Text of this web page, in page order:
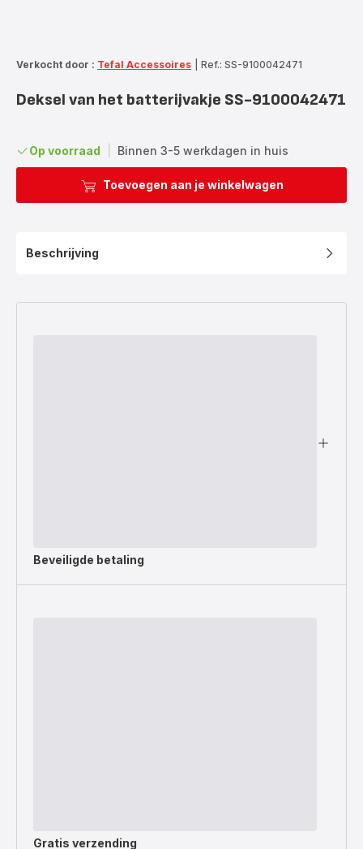
Verkocht door : Tefal Accessoires Ref.: SS-9100042471
Deksel van het batterijvakje SS-9100042471
Op voorraad Binnen 3-5 werkdagen in huis
Toevoegen aan je winkelwagen
Beschrijving
Beveiligde betaling
Gratis verzending